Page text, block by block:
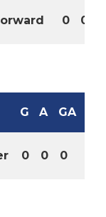
0 0
G A GA
0 0 0